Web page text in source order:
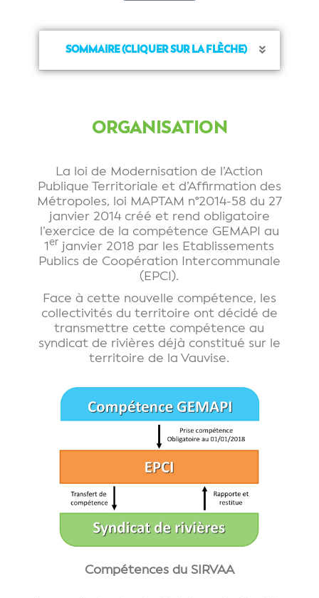
SOMMAIRE (CLIQUER SUR LA FLÈCHE)
ORGANISATION
La loi de Modernisation de l’Action
Publique Territoriale et d’Affirmation des
Métropoles, loi MAPTAM n°2014-58 du 27
janvier 2014 créé et rend obligatoire
l’exercice de la compétence GEMAPI au
1er janvier 2018 par les Etablissements
Publics de Coopération Intercommunale
(EPCI).
Face à cette nouvelle compétence, les
collectivités du territoire ont décidé de
transmettre cette compétence au
syndicat de rivières déjà constitué sur le
territoire de la Vauvise.
Compétences du SIRVAA